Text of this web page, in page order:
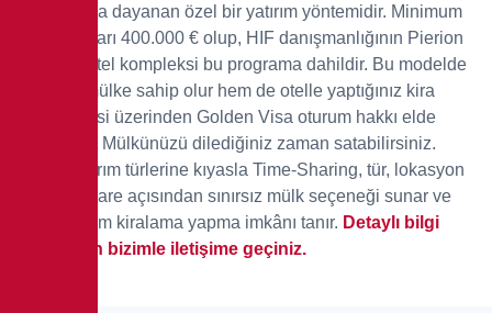
alınmasına dayanan özel bir yatırım yöntemidir. Minimum
yatırım tutarı 400.000 € olup, HIF danışmanlığının Pierion
Musses otel kompleksi bu programa dahildir. Bu modelde
hem bir mülke sahip olur hem de otelle yaptığınız kira
sözleşmesi üzerinden Golden Visa oturum hakkı elde
edersiniz. Mülkünüzü dilediğiniz zaman satabilirsiniz.
Diğer yatırım türlerine kıyasla Time-Sharing, tür, lokasyon
ve metrekare açısından sınırsız mülk seçeneği sunar ve
kısa dönem kiralama yapma imkânı tanır. Detaylı bilgi
için lütfen bizimle iletişime geçiniz.